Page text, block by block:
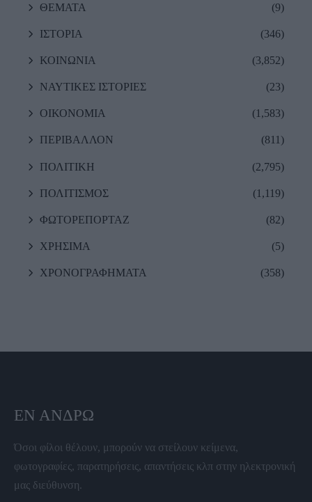
ΘΕΜΑΤΑ (9)
ΙΣΤΟΡΙΑ (346)
ΚΟΙΝΩΝΙΑ (3,852)
ΝΑΥΤΙΚΕΣ ΙΣΤΟΡΙΕΣ (23)
ΟΙΚΟΝΟΜΙΑ (1,583)
ΠΕΡΙΒΑΛΛΟΝ (811)
ΠΟΛΙΤΙΚΗ (2,795)
ΠΟΛΙΤΙΣΜΟΣ (1,119)
ΦΩΤΟΡΕΠΟΡΤΑΖ (82)
ΧΡΗΣΙΜΑ (5)
ΧΡΟΝΟΓΡΑΦΗΜΑΤΑ (358)
ΕΝ ΆΝΔΡΩ
Όσοι φίλοι θέλουν, μπορούν να στείλουν κείμενα,
φωτογραφίες, παρατηρήσεις, απαντήσεις κλπ στην ηλεκτρονική
μας διεύθυνση.